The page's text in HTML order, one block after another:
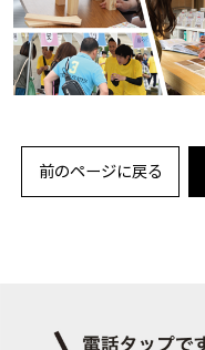
前のページに戻る